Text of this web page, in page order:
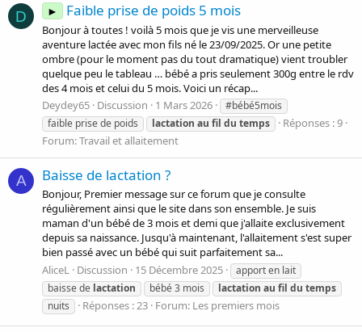
D ► Faible prise de poids 5 mois
Bonjour à toutes ! voilà 5 mois que je vis une merveilleuse
aventure lactée avec mon fils né le 23/09/2025. Or une petite
ombre (pour le moment pas du tout dramatique) vient troubler
quelque peu le tableau … bébé a pris seulement 300g entre le rdv
des 4 mois et celui du 5 mois. Voici un récap...
Deydey65 Discussion 1 Mars 2026
#bébé5mois
faible prise de poids
lactation au fil du temps
Réponses : 9
Forum:Travail et allaitement
A Baisse de lactation ?
Bonjour, Premier message sur ce forum que je consulte
régulièrement ainsi que le site dans son ensemble. Je suis
maman d'un bébé de 3 mois et demi que j'allaite exclusivement
depuis sa naissance. Jusqu'à maintenant, l'allaitement s'est super
bien passé avec un bébé qui suit parfaitement sa...
AliceL Discussion 15 Décembre 2025
apport en lait
baisse de lactation bébé 3 mois lactation au fil du temps
nuits
Réponses : 23 Forum: Les premiers mois